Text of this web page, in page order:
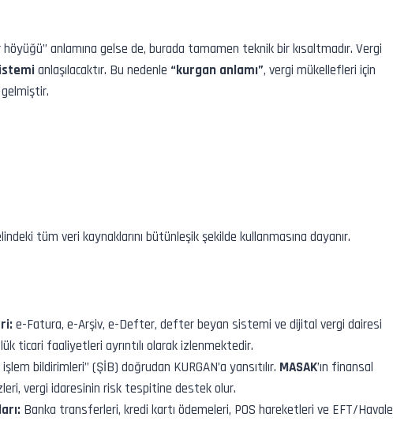
anlamına gelse de, burada tamamen teknik bir kısaltmadır. Vergi
anlaşılacaktır. Bu nedenle “kurgan anlamı”, vergi mükellefleri için
tüm veri kaynaklarını bütünleşik şekilde kullanmasına dayanır.
e-Fatura, e-Arşiv, e-Defter, defter beyan sistemi ve dijital vergi dairesi
ticari faaliyetleri ayrıntılı olarak izlenmektedir.
bildirimleri” (ŞİB) doğrudan KURGAN’a yansıtılır. MASAK’ın finansal
vergi idaresinin risk tespitine destek olur.
Banka transferleri, kredi kartı ödemeleri, POS hareketleri ve EFT/Havale